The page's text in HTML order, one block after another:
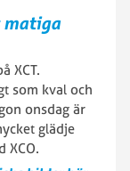
matiga
XCT.
som kval och
onsdag är
glädje
XCO.